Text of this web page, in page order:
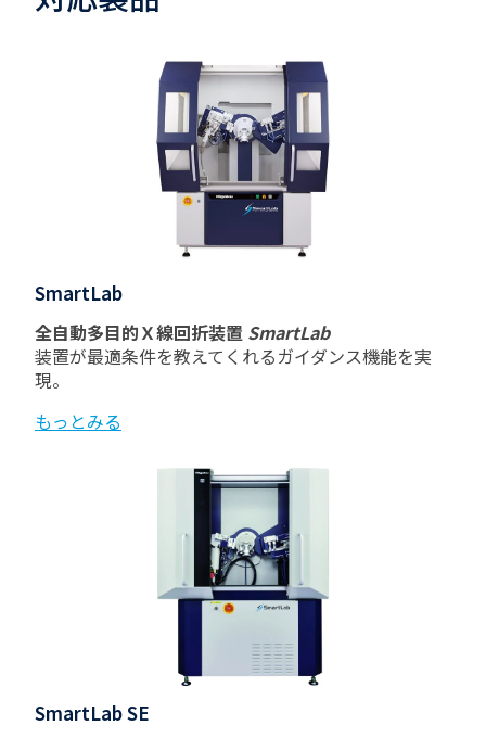
SmartLab
全自動多目的Ｘ線回折装置 SmartLab
装置が最適条件を教えてくれるガイダンス機能を実
現。
もっとみる
SmartLab SE